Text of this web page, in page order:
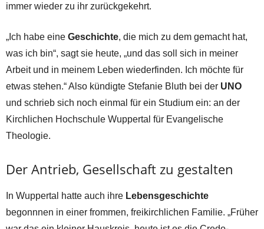
immer wieder zu ihr zurückgekehrt.
„Ich habe eine Geschichte, die mich zu dem gemacht hat,
was ich bin“, sagt sie heute, „und das soll sich in meiner
Arbeit und in meinem Leben wiederfinden. Ich möchte für
etwas stehen.“ Also kündigte Stefanie Bluth bei der UNO
und schrieb sich noch einmal für ein Studium ein: an der
Kirchlichen Hochschule Wuppertal für Evangelische
Theologie.
Der Antrieb, Gesellschaft zu gestalten
In Wuppertal hatte auch ihre Lebensgeschichte
begonnnen in einer frommen, freikirchlichen Familie. „Früher